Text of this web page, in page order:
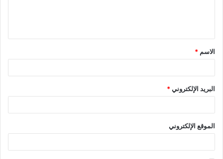
ق
*
الاسم *
البريد الإلكتروني*
الموقع الإلكتروني